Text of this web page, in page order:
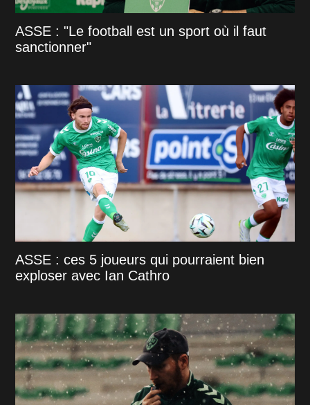
ASSE : "Le football est un sport où il faut
sanctionner"
ASSE : ces 5 joueurs qui pourraient bien
exploser avec Ian Cathro